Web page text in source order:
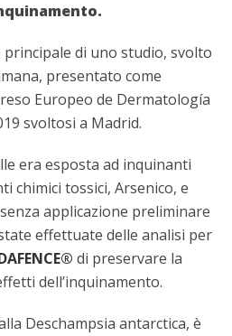
principale di uno studio, svolto
presentato come
Europeo de Dermatología
svoltosi a Madrid.
era esposta ad inquinanti
chimici tossici, Arsenico, e
applicazione preliminare
effettuate delle analisi per
di preservare la
dell’inquinamento.
Deschampsia antarctica, è